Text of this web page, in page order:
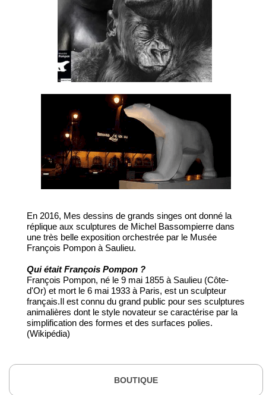
En 2016, Mes dessins de grands singes ont donné la
réplique aux sculptures de Michel Bassompierre dans
une très belle exposition orchestrée par le Musée
François Pompon à Saulieu.
Qui était François Pompon ?
François Pompon, né le 9 mai 1855 à Saulieu (Côte-
d'Or) et mort le 6 mai 1933 à Paris, est un sculpteur
français.Il est connu du grand public pour ses sculptures
animalières dont le style novateur se caractérise par la
simplification des formes et des surfaces polies.
(Wikipédia)
BOUTIQUE